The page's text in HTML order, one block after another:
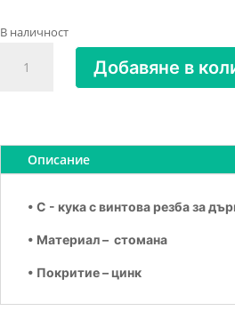
В наличност
10х160
Добавяне в
Описание
• С - кука с винтова резба за
• Материал – стомана
• Покритие – цинк